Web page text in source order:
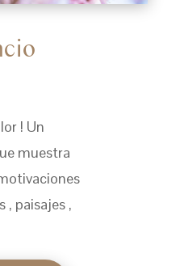
! Un
muestra
, paisajes ,